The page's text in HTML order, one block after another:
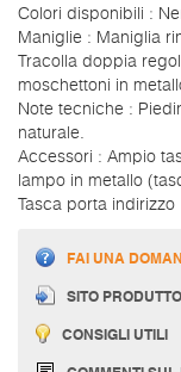
Colori disponibili :
Maniglie : Maniglia
Tracolla doppia
moschettoni in
Note tecniche :
naturale.
Accessori : Ampio
lampo in metallo
Tasca porta indirizzo
FAI UNA
SITO
CONSIGLI UTILI